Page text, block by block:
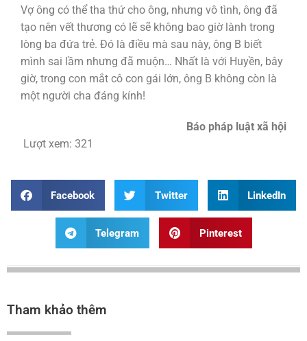
Vợ ông có thể tha thứ cho ông, nhưng vô tình, ông đã
tạo nên vết thương có lẽ sẽ không bao giờ lành trong
lòng ba đứa trẻ. Đó là điều mà sau này, ông B biết
mình sai lầm nhưng đã muộn… Nhất là với Huyền, bây
giờ, trong con mắt cô con gái lớn, ông B không còn là
một người cha đáng kính!
Báo pháp luật xã hội
Lượt xem: 321
Facebook Twitter LinkedIn
Telegram Pinterest
Tham khảo thêm